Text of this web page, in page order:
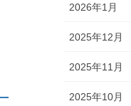
2026年1月
2025年12月
2025年11月
2025年10月